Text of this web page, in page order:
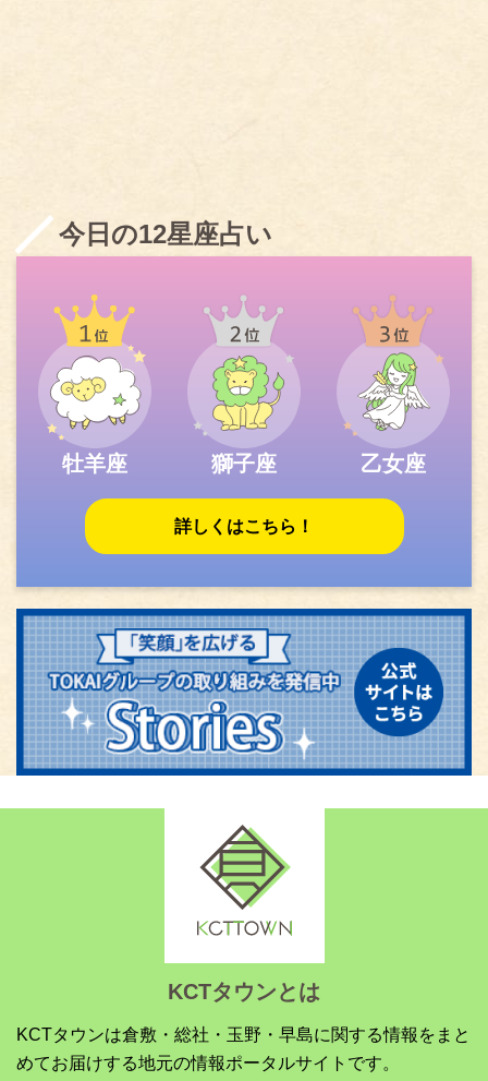
今日の12星座占い
牡羊座 獅子座 乙女座
詳しくはこちら！
KCTタウンとは
KCTタウンは倉敷・総社・玉野・早島に関する情報をまと
めてお届けする地元の情報ポータルサイトです。